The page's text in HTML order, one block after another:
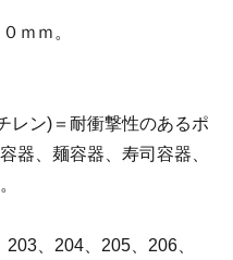
ｍｍ。
レン)＝耐衝撃性のあるポ
器、麺容器、寿司容器、
、204、205、206、